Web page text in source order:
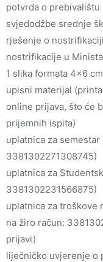
potvrda o prebivalištu
svjedodžbe srednje
rješenje o
nostrifikacije u
1 slika formata 4×6 cm
upisni materijal
online prijava, što će
prijemnih ispita)
uplatnica za
3381302271308745)
uplatnica za
3381302231566875)
uplatnica za troškove
na žiro račun:
prijavi)
liječničko uvjerenje o